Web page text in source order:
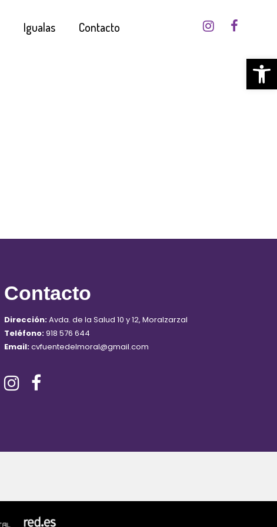
Abrir
Igualas Contacto
Contacto
Dirección:Avda. de la Salud 10 y 12, Moralzarzal
Teléfono:918 576 644
Email:cvfuentedelmoral@gmail.com